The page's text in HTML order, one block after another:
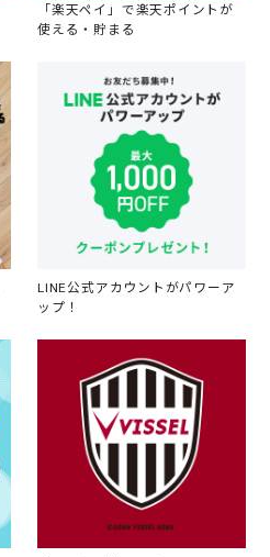
「楽天ペイ」で楽天ポイントが
使える・貯まる
LINE公式アカウントがパワーア
ップ！